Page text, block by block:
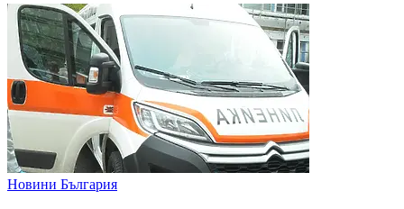
Новини България